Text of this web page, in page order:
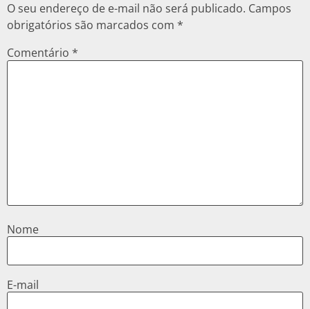
O seu endereço de e-mail não será publicado. Campos
obrigatórios são marcados com *
Comentário *
Nome
E-mail